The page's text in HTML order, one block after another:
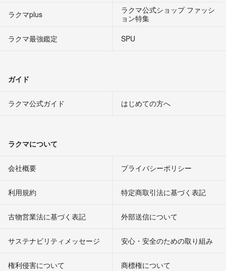
ラクマplus
ラクマ公式ショップ ファッシ
ョン特集
ラクマ最強鑑定
SPU
ガイド
ラクマ公式ガイド はじめての方へ
ラクマについて
会社概要 プライバシーポリシー
利用規約 特定商取引法に基づく表記
古物営業法に基づく表記 外部送信について
サステナビリティメッセージ 安心・安全のための取り組み
権利侵害について
商標権について